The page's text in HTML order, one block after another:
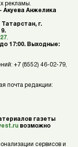
рекламы.
Акуева Анжелика
Татарстан, г.
17:00. Выходные:
+7 (8552) 46-02-79,
почта редакции:
газеты
возможно
сервисов и